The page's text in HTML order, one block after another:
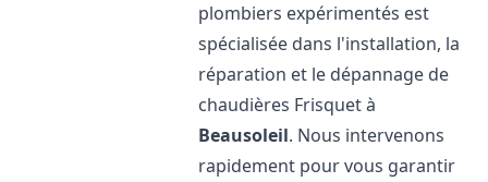
plombiers expérimentés est
spécialisée dans l'installation, la
réparation et le dépannage de
chaudières Frisquet à
Beausoleil. Nous intervenons
rapidement pour vous garantir